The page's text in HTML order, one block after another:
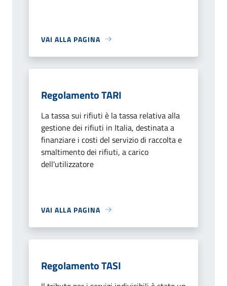
VAI ALLA PAGINA
Regolamento TARI
La tassa sui rifiuti è la tassa relativa alla
gestione dei rifiuti in Italia, destinata a
finanziare i costi del servizio di raccolta e
smaltimento dei rifiuti, a carico
dell'utilizzatore
VAI ALLA PAGINA
Regolamento TASI